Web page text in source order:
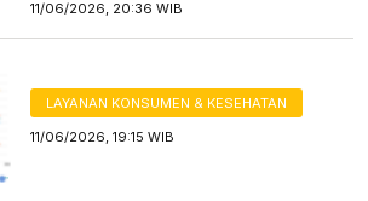
11/06/2026, 20:36 WIB
LAYANAN KONSUMEN & KESEHATAN
11/06/2026, 19:15 WIB